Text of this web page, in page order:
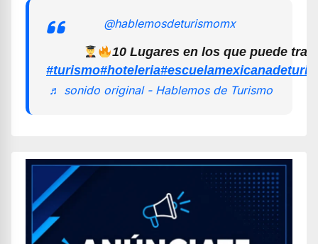
@hablemosdeturismomx
10 Lugares en los que puede
#turismo#hoteleria
♬ sonido original - Hablemos de Turismo